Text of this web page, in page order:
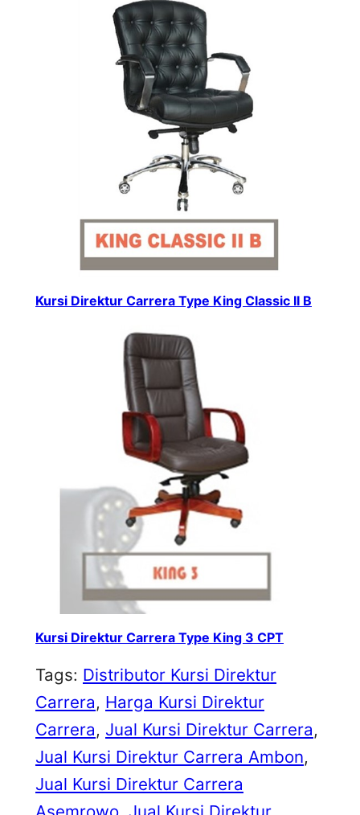
Kursi Direktur Carrera Type King Classic II B
Kursi Direktur Carrera Type King 3 CPT
Tags: Distributor Kursi Direktur
Carrera, Harga Kursi Direktur
Carrera, Jual Kursi Direktur Carrera
Jual Kursi Direktur Carrera Ambon
Jual Kursi Direktur Carrera